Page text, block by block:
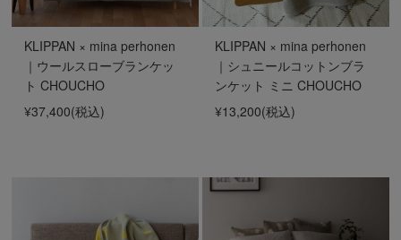
KLIPPAN × mina perhonen
｜ウールスローブランケッ
ト CHOUCHO
¥37,400(税込)
KLIPPAN × mina perhonen
｜シュニールコットンブラ
ンケット ミニ CHOUCHO
¥13,200(税込)